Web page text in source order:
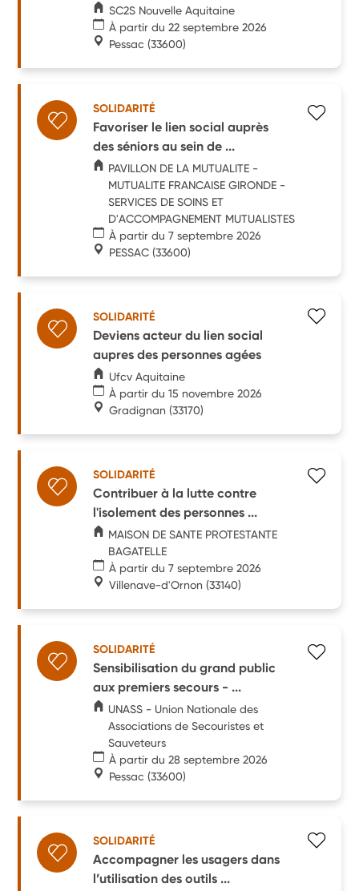
SC2S Nouvelle Aquitaine
À partir du 22 septembre 2026
Pessac (33600)
SOLIDARITÉ
Favoriser le lien social auprès
des séniors au sein de ...
PAVILLON DE LA MUTUALITE -
MUTUALITE FRANCAISE GIRONDE -
SERVICES DE SOINS ET
D'ACCOMPAGNEMENT MUTUALISTES
À partir du 7 septembre 2026
PESSAC (33600)
SOLIDARITÉ
Deviens acteur du lien social
aupres des personnes agées
Ufcv Aquitaine
À partir du 15 novembre 2026
Gradignan (33170)
SOLIDARITÉ
Contribuer à la lutte contre
l'isolement des personnes ...
MAISON DE SANTE PROTESTANTE
BAGATELLE
À partir du 7 septembre 2026
Villenave-d'Ornon (33140)
SOLIDARITÉ
Sensibilisation du grand public
aux premiers secours - ...
UNASS - Union Nationale des
Associations de Secouristes et
Sauveteurs
À partir du 28 septembre 2026
Pessac (33600)
SOLIDARITÉ
Accompagner les usagers dans
l’utilisation des outils ...